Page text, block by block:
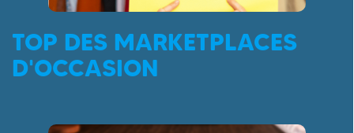
TOP DES MARKETPLACES
D'OCCASION